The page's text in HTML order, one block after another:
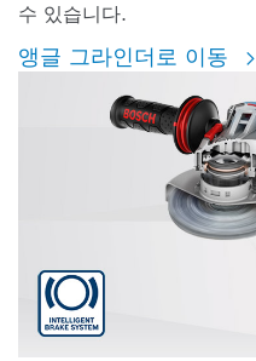
수 있습니다.
앵글 그라인더로 이동